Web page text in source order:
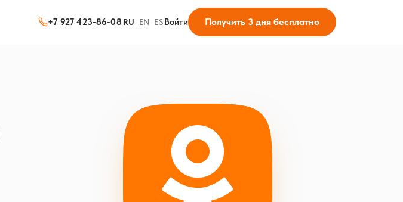
+7 927 423-86-08 RU · EN · ESВойти Получить 3 дня бесплатно